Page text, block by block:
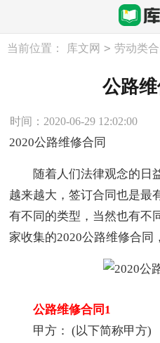
当前位置： 库文网 > 劳动类合
公路
时间：2020-06-29 12:02:00
2020公路维修合同
随着人们法律观念的日
越来越大，签订合同也是最
有不同的类型，当然也有不
家收集的2020公路维修合同
公路维修合同1
甲方： (以下简称甲方)